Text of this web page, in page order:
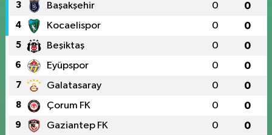
3 Başakşehir 0 0
4 Kocaelispor 0 0
5 Beşiktaş 0 0
6 Eyüpspor 0 0
7 Galatasaray 0 0
8 Çorum FK 0 0
9 Gaziantep FK 0 0